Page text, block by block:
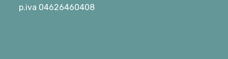
p.iva 04626460408